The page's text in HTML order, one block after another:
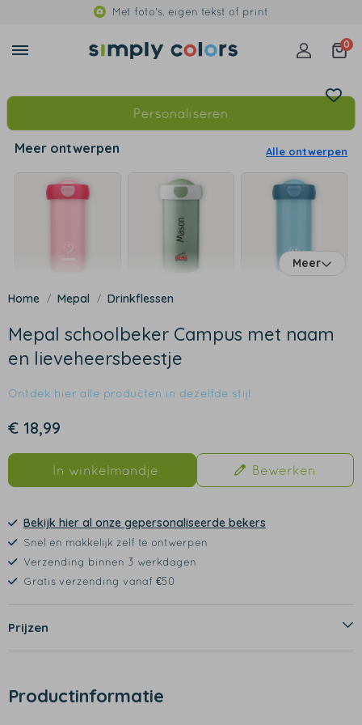
Met foto's, eigen tekst of print
0
Personaliseren
Meer ontwerpen Alle ontwerpen
Meer
Mepal Drinkflessen
Mepal schoolbeker Campus met naam
en lieveheersbeestje
Ontdek hier alle producten in dezelfde stijl
€ 18,99
In winkelmandje Bewerken
Bekijk hier al onze gepersonaliseerde bekers
Snel en makkelijk zelf te ontwerpen
Verzending binnen 3 werkdagen
Gratis verzending vanaf €50
Prijzen
Productinformatie